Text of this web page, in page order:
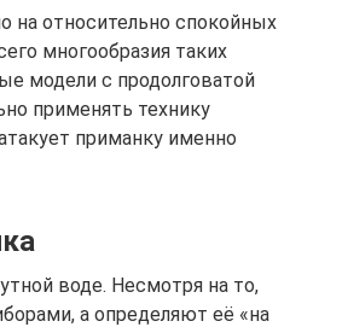
на относительно спокойных
многообразия таких
модели с продолговатой
применять технику
приманку именно
воде. Несмотря на то,
а определяют её «на